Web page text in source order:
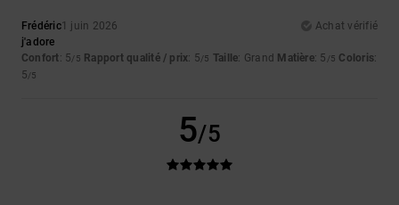
Frédéric1 juin 2026
Achat vérifié
j'adore
Confort: 5/5 Rapport qualité / prix: 5/5 Taille: Grand Matière: 5 /5 Coloris:
5/5
5/5